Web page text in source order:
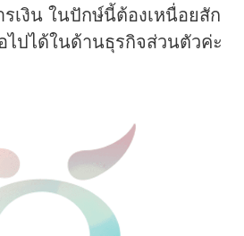
เงิน ในปักษ์นี้ต้องเหนื่อยสัก
ปได้ในด้านธุรกิจส่วนตัวค่ะ